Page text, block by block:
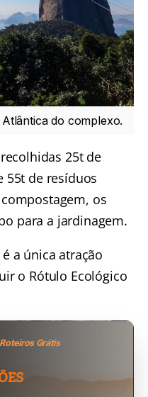
do complexo.
25t de
55t de resíduos
os
para a jardinagem.
a única atração
o Rótulo Ecológico
Grátis